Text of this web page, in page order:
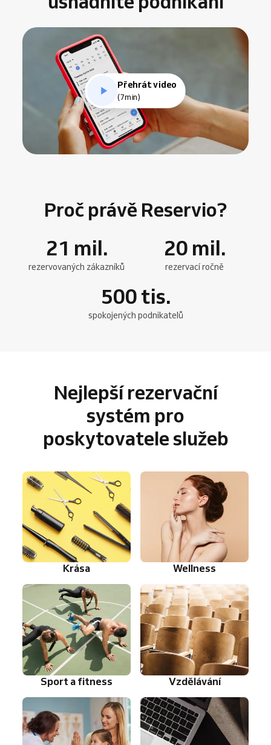
Přehrát video
(7min)
Proč právě Reservio?
21 mil.
rezervovaných zákazníků
20 mil.
rezervací ročně
500tis.
spokojených podnikatelů
Nejlepší rezervační
systém pro
poskytovatele služeb
Krása Wellness
Sport a fitness Vzdělávání